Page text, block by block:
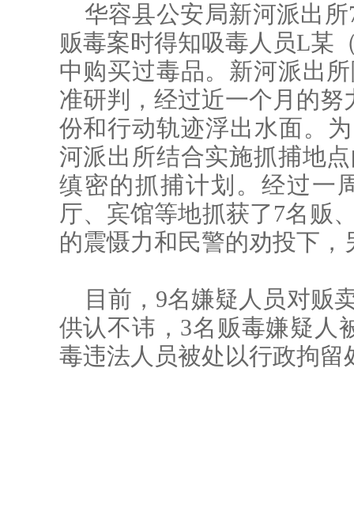
华容县公安局新河派出
贩毒案时得知吸毒人员L某
中购买过毒品。新河派出
准研判，经过近一个月的努
份和行动轨迹浮出水面。
河派出所结合实施抓捕地
缜密的抓捕计划。经过一
厅、宾馆等地抓获了7名贩
的震慑力和民警的劝投下
目前，9名嫌疑人员对贩
供认不讳，3名贩毒嫌疑人
毒违法人员被处以行政拘